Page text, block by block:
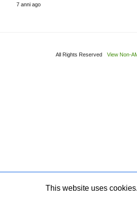
7 anni ago
All Rights Reserved View Non-
This website uses cookies.